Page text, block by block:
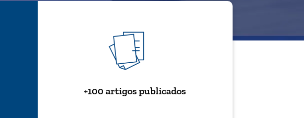
+100 artigos publicados